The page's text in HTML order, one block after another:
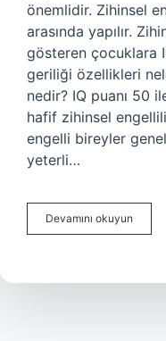
önemlidir. Zihinsel
arasında yapılır.
gösteren çocuklara
geriliği özellikleri
nedir? IQ puanı 50
hafif zihinsel
engelli bireyler
yeterli…
Devamını okuyun
Aylık
Geriliği